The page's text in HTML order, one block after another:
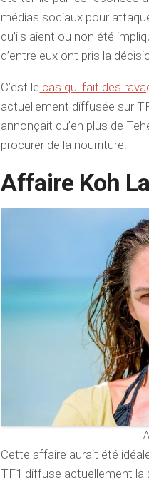
médias sociaux pour
qu’ils aient ou non été
d’entre eux ont pris la
C’est le cas qui fait des
actuellement diffusée sur
annonçait qu’en plus de
procurer de la nourriture.
Affaire Koh
Cette affaire aurait été
TF1 diffuse actuellement la